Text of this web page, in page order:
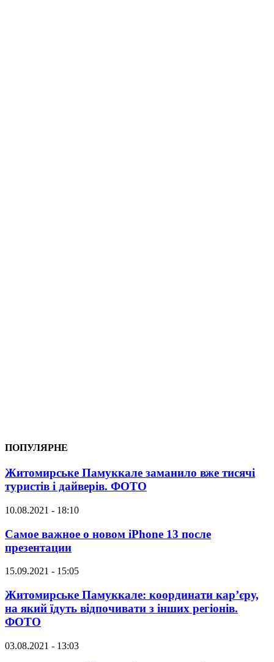
ПОПУЛЯРНЕ
Житомирське Памуккале заманило вже тисячі
туристів і дайверів. ФОТО
10.08.2021 - 18:10
Самое важное о новом iPhone 13 после
презентации
15.09.2021 - 15:05
Житомирське Памуккале: координати кар’єру,
на який їдуть відпочивати з інших регіонів.
ФОТО
03.08.2021 - 13:03